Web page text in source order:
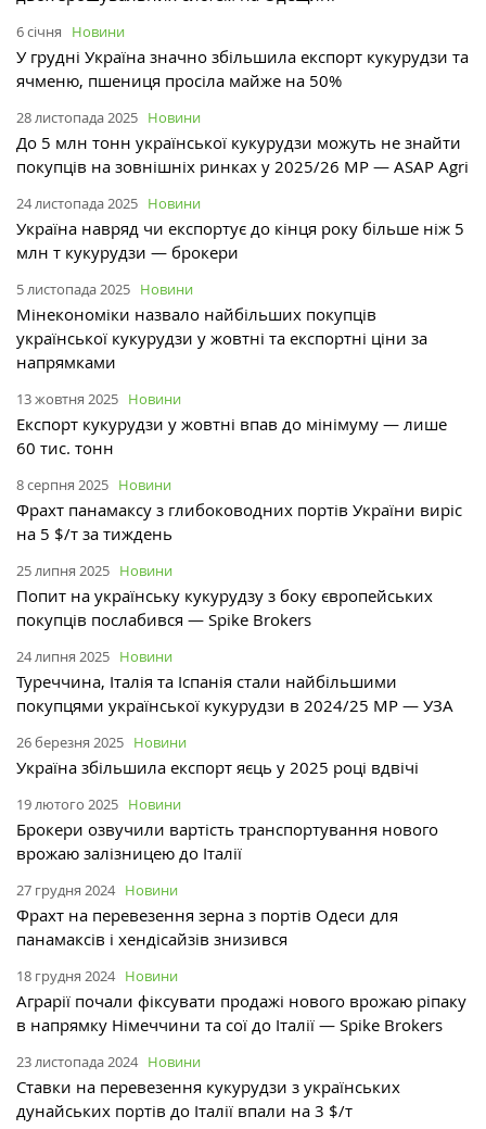
6 січня Новини
У грудні Україна значно збільшила експорт кукурудзи та
ячменю, пшениця просіла майже на 50%
28 листопада 2025 Новини
До 5 млн тонн української кукурудзи можуть не знайти
покупців на зовнішніх ринках у 2025/26 МР — ASAP Agri
24 листопада 2025 Новини
Україна навряд чи експортує до кінця року більше ніж 5
млн т кукурудзи — брокери
5 листопада 2025 Новини
Мінекономіки назвало найбільших покупців
української кукурудзи у жовтні та експортні ціни за
напрямками
13 жовтня 2025 Новини
Експорт кукурудзи у жовтні впав до мінімуму — лише
60 тис. тонн
8 серпня 2025 Новини
Фрахт панамаксу з глибоководних портів України виріс
на 5 $/т за тиждень
25 липня 2025 Новини
Попит на українську кукурудзу з боку європейських
покупців послабився — Spike Brokers
24 липня 2025 Новини
Туреччина, Італія та Іспанія стали найбільшими
покупцями української кукурудзи в 2024/25 МР — УЗА
26 березня 2025 Новини
Україна збільшила експорт яєць у 2025 році вдвічі
19 лютого 2025 Новини
Брокери озвучили вартість транспортування нового
врожаю залізницею до Італії
27 грудня 2024 Новини
Фрахт на перевезення зерна з портів Одеси для
панамаксів і хендісайзів знизився
18 грудня 2024 Новини
Аграрії почали фіксувати продажі нового врожаю ріпаку
в напрямку Німеччини та сої до Італії — Spike Brokers
23 листопада 2024 Новини
Ставки на перевезення кукурудзи з українських
дунайських портів до Італії впали на 3 $/т